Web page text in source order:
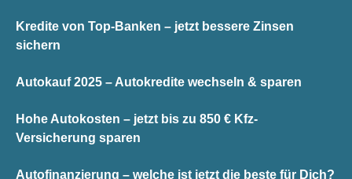
Kredite von Top-Banken – jetzt bessere Zinsen
sichern
Autokauf 2025 – Autokredite wechseln & sparen
Hohe Autokosten – jetzt bis zu 850 € Kfz-
Versicherung sparen
Autofinanzierung – welche ist jetzt die beste für Dich?